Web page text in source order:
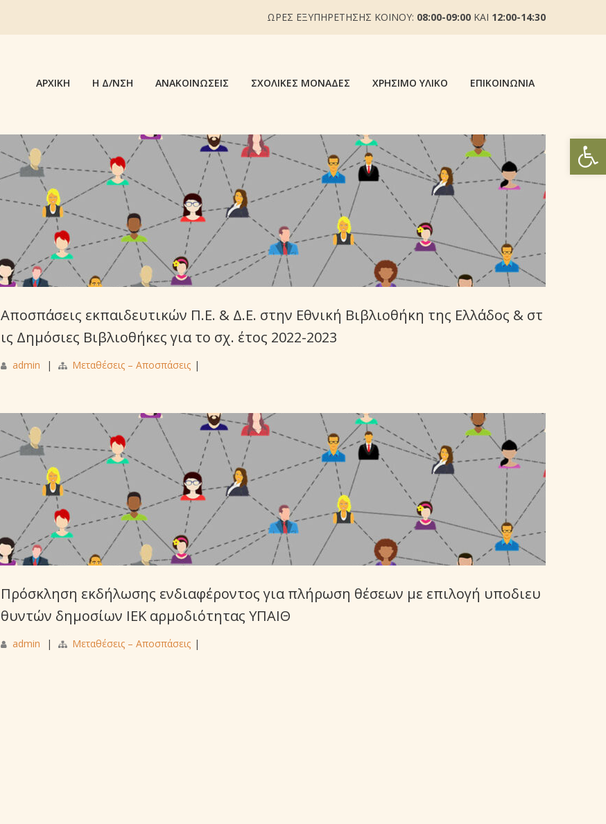
ΩΡΕΣ ΕΞΥΠΗΡΕΤΗΣΗΣ ΚΟΙΝΟΥ: 08:00-09:00 ΚΑΙ 12:00-14:30
ΑΡΧΙΚΉ Η Δ/ΝΣΗ ΑΝΑΚΟΙΝΏΣΕΙΣ ΣΧΟΛΙΚΈΣ ΜΟΝΆΔΕΣ ΧΡΉΣΙΜΟ ΥΛΙΚΌ ΕΠΙΚΟΙΝΩΝΊΑ
Αποσπάσεις εκπαιδευτικών Π.Ε. & Δ.Ε. στην Εθνική Βιβλιοθήκη της Ελλάδος & στ
ις Δημόσιες Βιβλιοθήκες για το σχ. έτος 2022-2023
admin | Μεταθέσεις – Αποσπάσεις |
Πρόσκληση εκδήλωσης ενδιαφέροντος για πλήρωση θέσεων με επιλογή υποδιευ
θυντών δημοσίων ΙΕΚ αρμοδιότητας ΥΠΑΙΘ
admin | Μεταθέσεις – Αποσπάσεις |